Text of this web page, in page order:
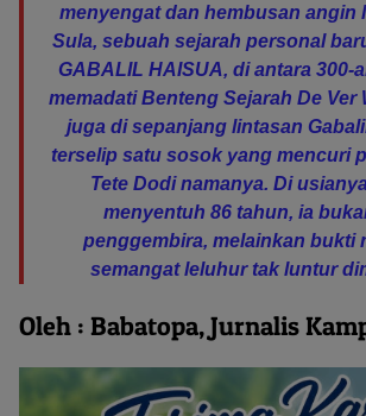
menyengat dan hembusan angin
Sula, sebuah sejarah personal
GABALIL HAISUA, di antara 300-
memadati Benteng Sejarah De Ver
juga di sepanjang lintasan
terselip satu sosok yang mencuri
Tete Dodi namanya. Di
menyentuh 86 tahun, ia
penggembira, melainkan bukti
semangat leluhur tak luntur
Oleh : Babatopa, Jurnalis